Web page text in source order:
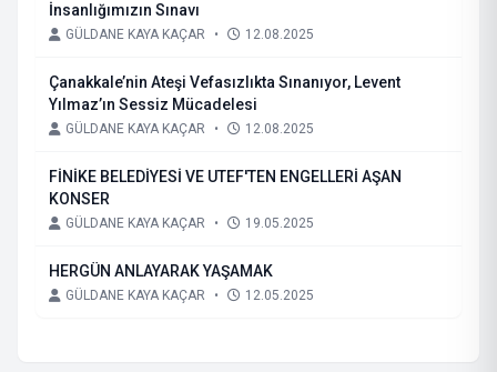
İnsanlığımızın Sınavı
GÜLDANE KAYA KAÇAR • 12.08.2025
Çanakkale’nin Ateşi Vefasızlıkta Sınanıyor, Levent
Yılmaz’ın Sessiz Mücadelesi
GÜLDANE KAYA KAÇAR • 12.08.2025
FİNİKE BELEDİYESİ VE UTEF'TEN ENGELLERİ AŞAN
KONSER
GÜLDANE KAYA KAÇAR • 19.05.2025
HERGÜN ANLAYARAK YAŞAMAK
GÜLDANE KAYA KAÇAR • 12.05.2025